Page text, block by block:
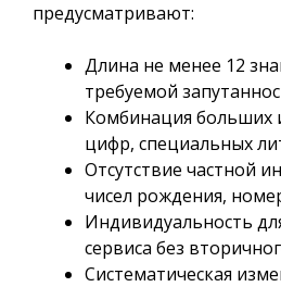
предусматривают:
Длина не менее 12
требуемой
Комбинация больших
цифр, специальных
Отсутствие частной
чисел рождения,
Индивидуальность
сервиса без
Систематическая